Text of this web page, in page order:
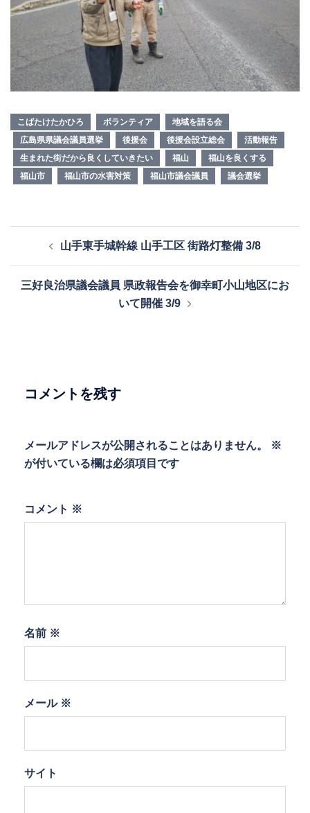
こばたけたかひろ ボランティア
地域を語る会
広島県県議会議員選挙
後援会 後援会設立総会
活動報告
生まれた街だから良くしていきたい
福山
福山を良くする
福山市
福山市の水害対策 福山市議会議員 議会選挙
ビ
ン
山手東手城幹線 山手工区 街路灯整備 3/8
三好良治県議会議員 県政報告会を御幸町小山地区にお
いて開催 3/9
コメントを残す
メールアドレスが公開されることはありません。
※
が付いている欄は必須項目です
コメント ※
名前 ※
メール ※
サイト